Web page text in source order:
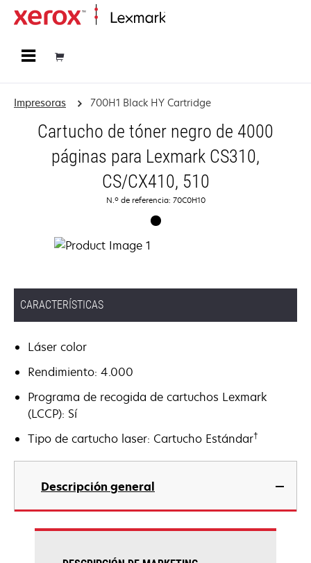
Impresoras 700H1 Black HY Cartridge
Cartucho de tóner negro de 4000
páginas para Lexmark CS310,
CS/CX410, 510
N.º de referencia: 70C0H10
CARACTERÍSTICAS
Láser color
Rendimiento: 4.000
Programa de recogida de cartuchos Lexmark
(LCCP): Sí
Tipo de cartucho laser: Cartucho Estándar†
Descripción general